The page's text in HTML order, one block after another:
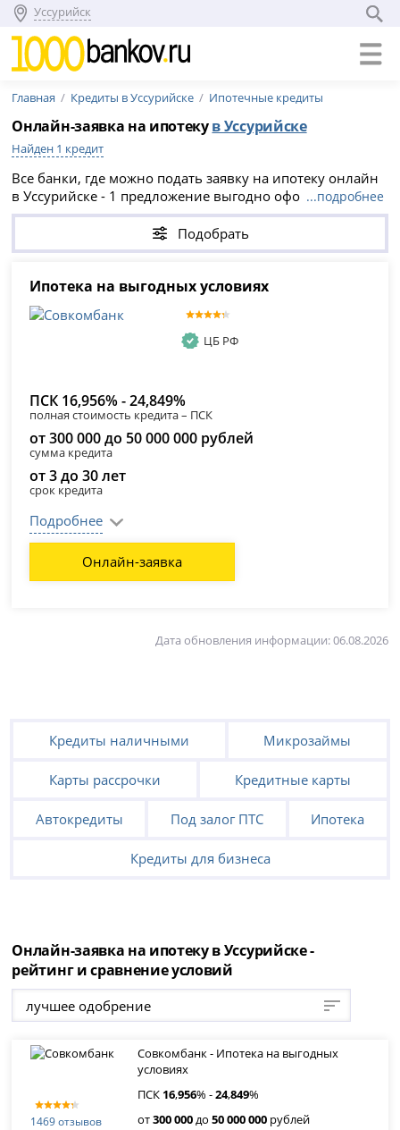
Уссурийск
Главная Кредиты в Уссурийске Ипотечные кредиты
Онлайн-заявка на ипотекув Уссурийске
Найден 1 кредит
Все банки, где можно подать заявку на ипотеку онлайн
в Уссурийске - 1 предложение выгодно оформить
ипотеку в 2026 году. Лучшие условия и процентные
ставки по ипотеке в банках Уссурийска на август 2026
года здесь - взять ипотеку онлайн.
...подробнее
Подобрать
Ипотека на выгодных условиях
ЦБ РФ
ПСК 16,956% - 24,849%
полная стоимость кредита – ПСК
от 300 000 до 50 000 000 рублей
сумма кредита
от 3 до 30 лет
срок кредита
Подробнее
Онлайн-заявка
Дата обновления информации: 06.08.2026
Кредиты наличными Микрозаймы
Карты рассрочки Кредитные карты
Автокредиты Под залог ПТС Ипотека
Кредиты для бизнеса
Онлайн-заявка на ипотеку в Уссурийске -
рейтинг и сравнение условий
лучшее одобрение
1469 отзывов
Совкомбанк - Ипотека на выгодных
условиях
ПСК 16,956% -24,849%
от300 000до50 000 000 рублей